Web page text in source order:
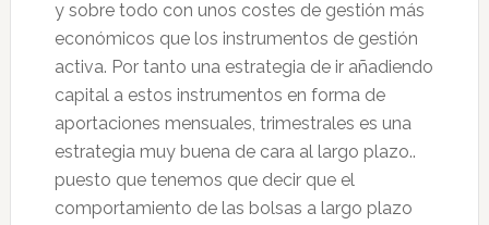
y sobre todo con unos costes de gestión más
económicos que los instrumentos de gestión
activa. Por tanto una estrategia de ir añadiendo
capital a estos instrumentos en forma de
aportaciones mensuales, trimestrales es una
estrategia muy buena de cara al largo plazo..
puesto que tenemos que decir que el
comportamiento de las bolsas a largo plazo